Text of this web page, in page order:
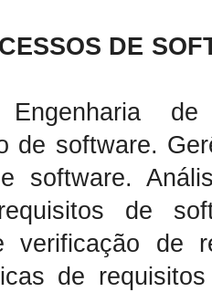
DE
de software.
software.
de
verificação de
de